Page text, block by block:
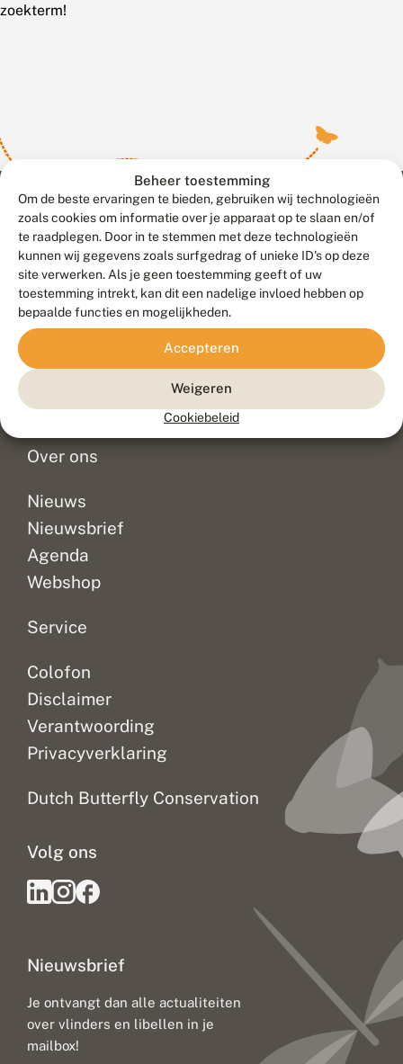
Beheer toestemming
Om de beste ervaringen te bieden, gebruiken wij technologieën
zoals cookies om informatie over je apparaat op te slaan en/of
te raadplegen. Door in te stemmen met deze technologieën
kunnen wij gegevens zoals surfgedrag of unieke ID's op deze
site verwerken. Als je geen toestemming geeft of uw
toestemming intrekt, kan dit een nadelige invloed hebben op
bepaalde functies en mogelijkheden.
Accepteren
Weigeren
Cookiebeleid
zoekterm!
Contact
Veelgestelde vragen
Doneer
Over ons
Nieuws
Nieuwsbrief
Agenda
Webshop
Service
Colofon
Disclaimer
Verantwoording
Privacyverklaring
Dutch Butterfly Conservation
Nieuwsbrief
Je ontvangt dan alle actualiteiten
over vlinders en libellen in je
mailbox!
Volg ons
Meld waarnemingen© 2026 Vlinderstichting
Duurzaam ontwikkeld door
Go2People
, ontworpen door
Blue Field Agency
Privacy
Disclaimer
Sitemap